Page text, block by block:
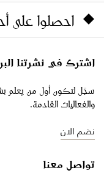
احصلوا على
اشترك في نشرتنا
سجّل لتكون أول من يعلم
والفعاليات القادمة.
نضم الان
تواصل معنا